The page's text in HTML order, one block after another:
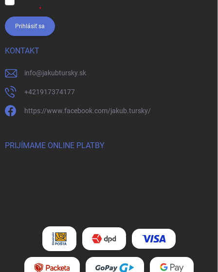
Prihlásiť sa
KONTAKT
info@jakubtursky.sk
+421917374177
https://www.facebook.com/jakub.tursky/
PRIJÍMAME ONLINE PLATBY